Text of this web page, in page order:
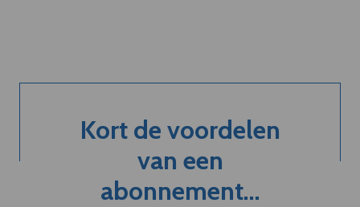
Kort de voordelen
van een
abonnement...